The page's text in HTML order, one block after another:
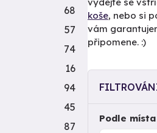
koše, nebo si
vám
připomene. :)
Podle místa
68
57
74
16
94
45
87